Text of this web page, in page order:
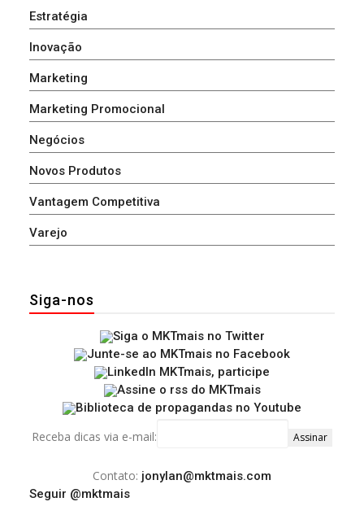
Estratégia
Inovação
Marketing
Marketing Promocional
Negócios
Novos Produtos
Vantagem Competitiva
Varejo
Siga-nos
Receba dicas via e-mail:
Contato: jonylan@mktmais.com
Seguir @mktmais